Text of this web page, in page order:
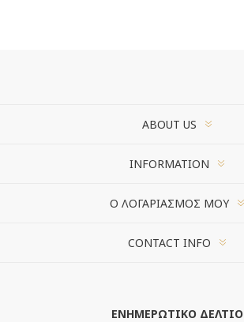
ABOUT US
INFORMATION
Ο ΛΟΓΑΡΙΑΣΜΌΣ ΜΟΥ
CONTACT INFO
ΕΝΗΜΕΡΩΤΙΚΌ ΔΕΛΤΊΟ